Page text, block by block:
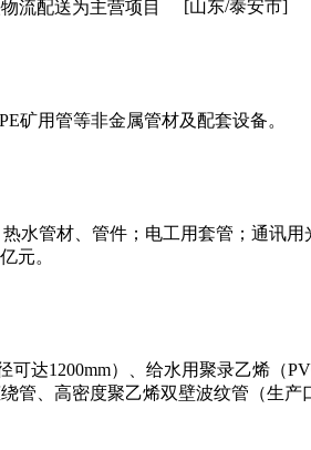
流配送为主营项目
[山东/泰安市]
矿用管等非金属管材及配套设备。
水管材、管件；电工用套管；通讯
元。
达1200mm）、给水用聚录乙烯（
管、高密度聚乙烯双壁波纹管（生